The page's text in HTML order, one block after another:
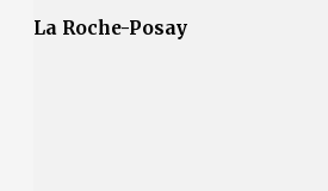
La Roche-Posay